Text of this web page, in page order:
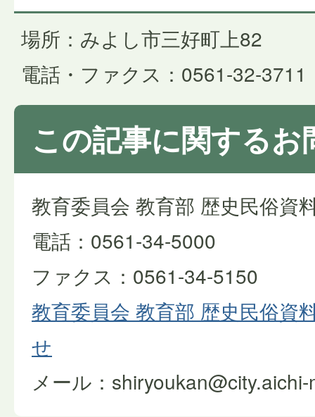
場所：みよし市三好町上82
電話・ファクス：0561-32-3711
この記事に関するお
教育委員会 教育部 歴史民俗資
電話：0561-34-5000
ファクス：0561-34-5150
教育委員会 教育部 歴史民俗資
せ
メール：